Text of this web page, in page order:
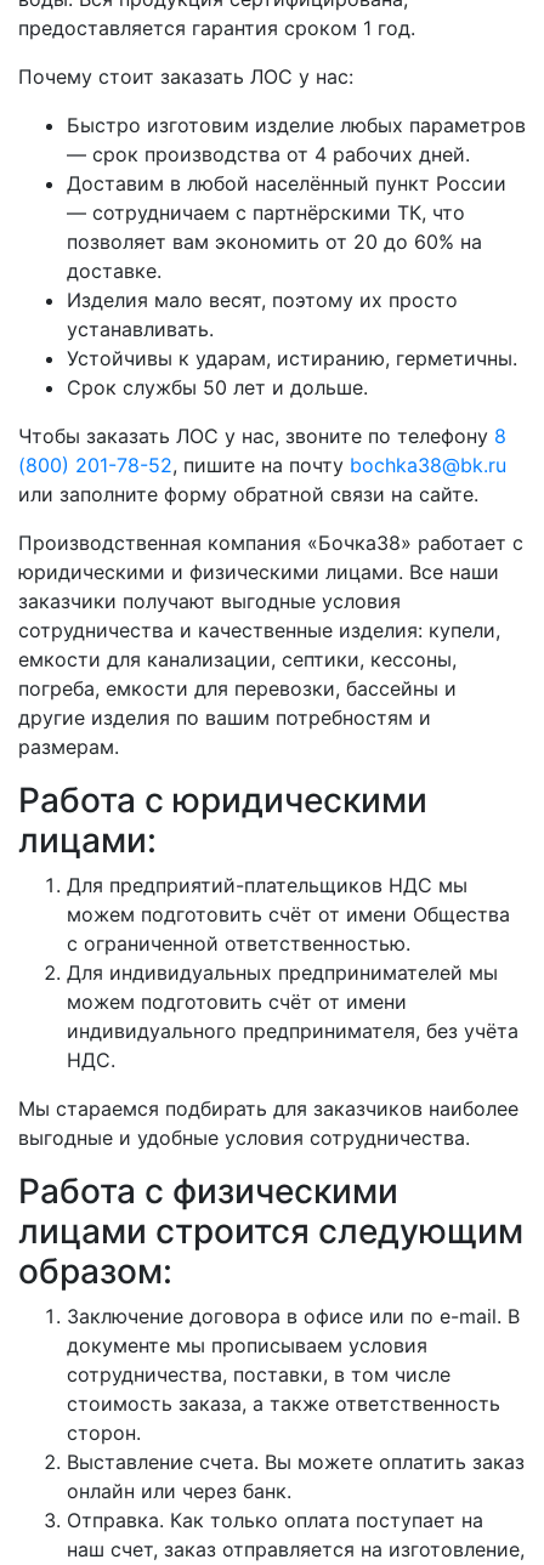
предоставляется гарантия сроком 1 год.
Почему стоит заказать ЛОС у нас:
Быстро изготовим изделие любых параметров
— срок производства от 4 рабочих дней.
Доставим в любой населённый пункт России
— сотрудничаем с партнёрскими ТК, что
позволяет вам экономить от 20 до 60% на
доставке.
Изделия мало весят, поэтому их просто
устанавливать.
Устойчивы к ударам, истиранию, герметичны.
Срок службы 50 лет и дольше.
Чтобы заказать ЛОС у нас, звоните по телефону 8
(800) 201-78-52, пишите на почту bochka38@bk.ru
или заполните форму обратной связи на сайте.
Производственная компания «Бочка38» работает с
юридическими и физическими лицами. Все наши
заказчики получают выгодные условия
сотрудничества и качественные изделия: купели,
емкости для канализации, септики, кессоны,
погреба, емкости для перевозки, бассейны и
другие изделия по вашим потребностям и
размерам.
Работа с юридическими
лицами:
Для предприятий-плательщиков НДС мы
можем подготовить счёт от имени Общества
с ограниченной ответственностью.
Для индивидуальных предпринимателей мы
можем подготовить счёт от имени
индивидуального предпринимателя, без учёта
НДС.
Мы стараемся подбирать для заказчиков наиболее
выгодные и удобные условия сотрудничества.
Работа с физическими
лицами строится следующим
образом:
Заключение договора в офисе или по e-mail. В
документе мы прописываем условия
сотрудничества, поставки, в том числе
стоимость заказа, а также ответственность
сторон.
Выставление счета. Вы можете оплатить заказ
онлайн или через банк.
Отправка. Как только оплата поступает на
наш счет, заказ отправляется на изготовление,